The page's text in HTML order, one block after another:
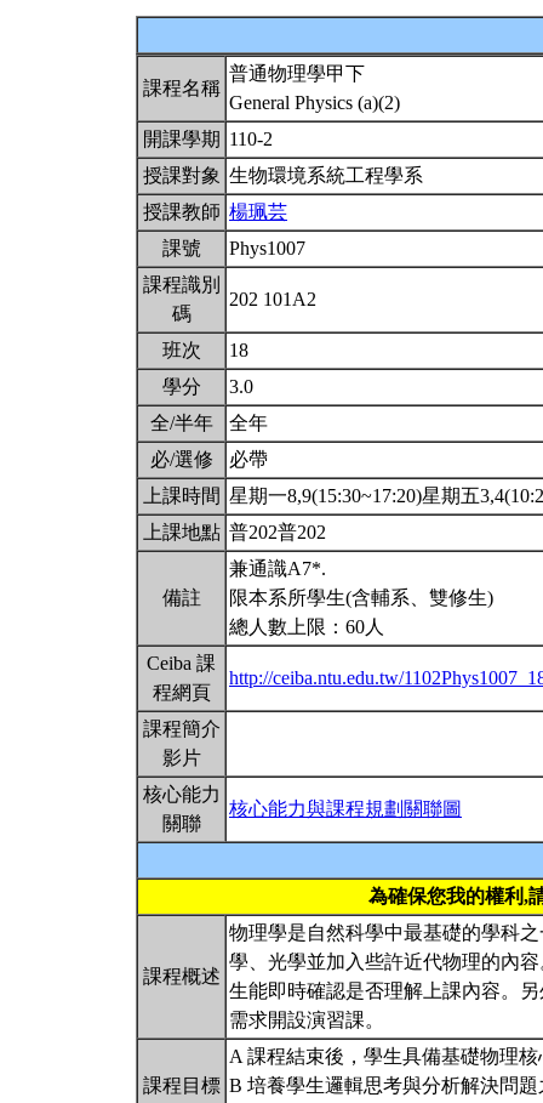
課程名稱
普通物理學甲下
General Physics (a)(2)
開課學期 110-2
授課對象 生物環境系統工程學系
授課教師 楊珮芸
課號
Phys1007
課程識別
碼
202 101A2
班次
18
學分
3.0
全/半年
全年
必/選修
必帶
上課時間 星期一8,9(15:30~17:20)星期五
上課地點 普202普202
備註
兼通識A7*.
限本系所學生(含輔系、雙修生)
總人數上限：60人
Ceiba 課
程網頁
http://ceiba.ntu.edu.tw/
課程簡介
影片
核心能力
關聯
核心能力與課程規劃關聯圖
為確保您我的權利,
課程概述
物理學是自然科學中最基礎的學科
學、光學並加入些許近代物理的內
生能即時確認是否理解上課內容。
需求開設演習課。
課程目標
A 課程結束後，學生具備基礎物理核
B 培養學生邏輯思考與分析解決問題